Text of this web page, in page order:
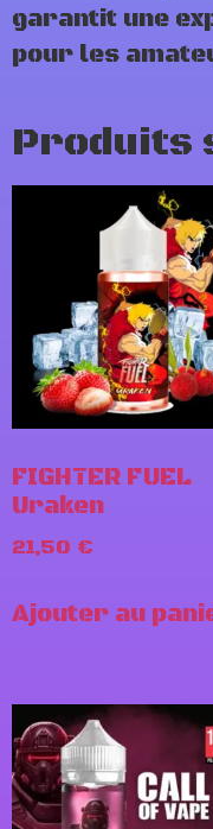
garantit une
pour les
Produits
FIGHTER FUEL
Uraken
21,50 €
Ajouter au